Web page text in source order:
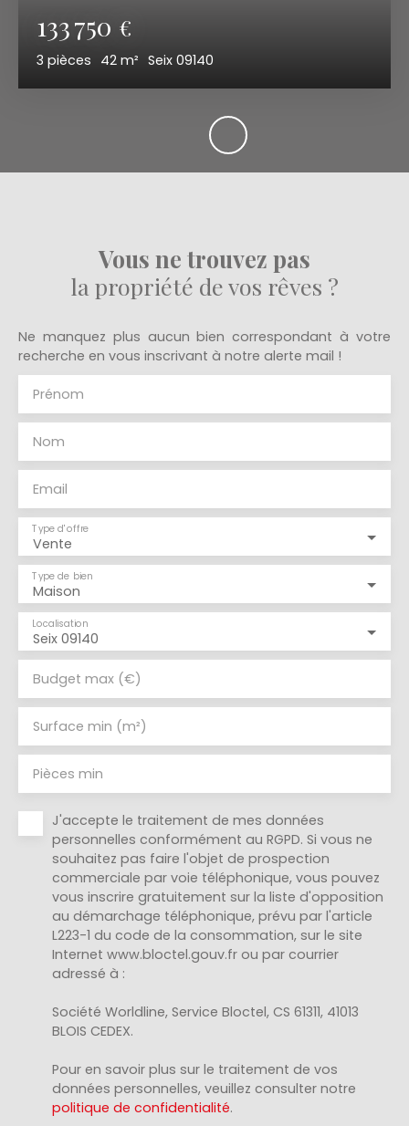
133 750 €
3 pièces 42 m² Seix 09140
Vous ne trouvez pas
la propriété de vos rêves ?
Ne manquez plus aucun bien correspondant à votre
recherche en vous inscrivant à notre alerte mail !
Prénom
Nom
Email
Vente
Type d'offre
Maison
Type de bien
Seix 09140
Localisation
Budget max (€)
Surface min (m²)
Pièces min
J'accepte le traitement de mes données
personnelles conformément au RGPD. Si vous ne
souhaitez pas faire l'objet de prospection
commerciale par voie téléphonique, vous pouvez
vous inscrire gratuitement sur la liste d'opposition
au démarchage téléphonique, prévu par l'article
L223-1 du code de la consommation, sur le site
Internet www.bloctel.gouv.fr ou par courrier
adressé à :
Société Worldline, Service Bloctel, CS 61311, 41013
BLOIS CEDEX.
Pour en savoir plus sur le traitement de vos
données personnelles, veuillez consulter notre
politique de confidentialité.